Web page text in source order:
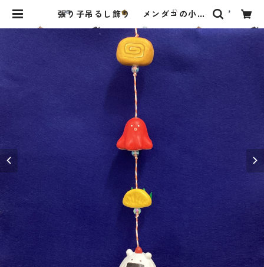
張り子吊るし飾り メンダコの小さ
なお弁当 | 幼魚屋オンラインショッ
プ